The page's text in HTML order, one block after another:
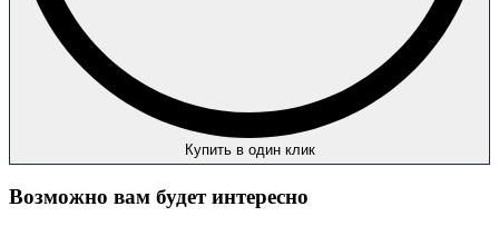
Купить в один клик
Возможно вам будет интересно